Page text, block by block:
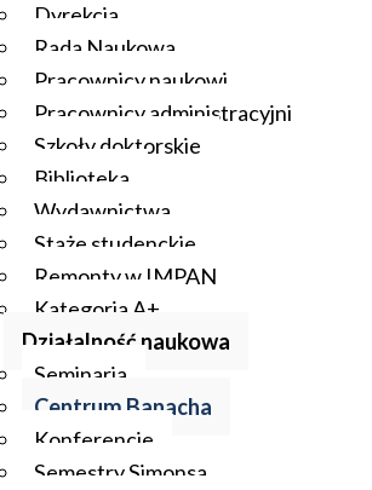
Dyrekcja
Rada Naukowa
Pracownicy naukowi
Pracownicy administracyjni
Szkoły doktorskie
Biblioteka
Wydawnictwa
Staże studenckie
Remonty w IMPAN
Kategoria A+
Działalność naukowa
Seminaria
Centrum Banacha
Konferencje
Semestry Simonsa